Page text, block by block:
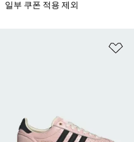
일부 쿠폰 적용 제외